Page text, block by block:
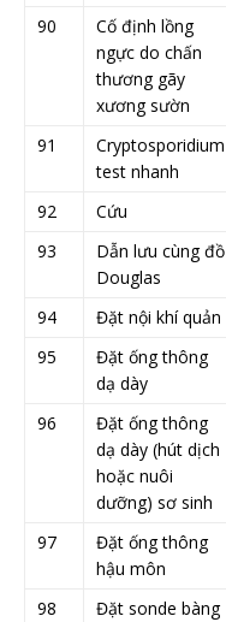
90
Cố định lồng
ngực do chấn
thương gãy
xương sườn
91
Cryptosporidium
test nhanh
92 Cứu
93
Dẫn lưu cùng đồ
Douglas
94 Đặt nội khí quản
95
Đặt ống thông
dạ dày
96
Đặt ống thông
dạ dày (hút dịch
hoặc nuôi
dưỡng) sơ sinh
97
Đặt ống thông
hậu môn
98
Đặt sonde bàng